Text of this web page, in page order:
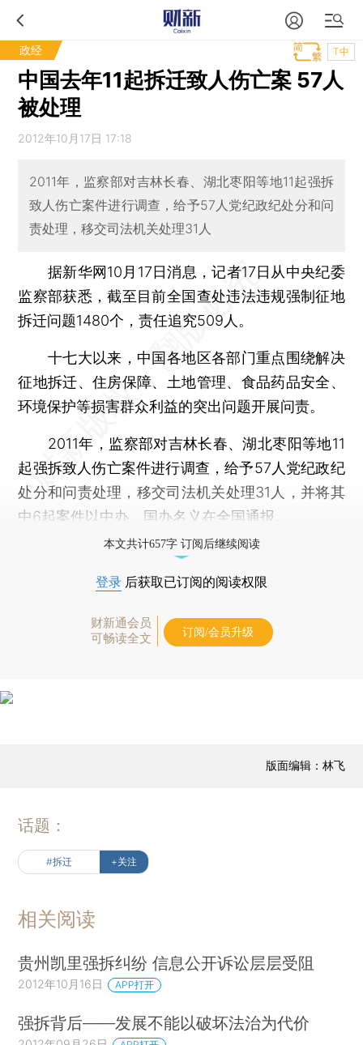
政经 T中
中国去年11起拆迁致人伤亡案 57人
被处理
2012年10月17日 17:18
2011年，监察部对吉林长春、湖北枣阳等地11起强拆
致人伤亡案件进行调查，给予57人党纪政纪处分和问
责处理，移交司法机关处理31人
据新华网10月17日消息，记者17日从中央纪委
监察部获悉，截至目前全国查处违法违规强制征地
拆迁问题1480个，责任追究509人。
十七大以来，中国各地区各部门重点围绕解决
征地拆迁、住房保障、土地管理、食品药品安全、
环境保护等损害群众利益的突出问题开展问责。
2011年，监察部对吉林长春、湖北枣阳等地11
起强拆致人伤亡案件进行调查，给予57人党纪政纪
处分和问责处理，移交司法机关处理31人，并将其
中6起案件以中办、国办名义在全国通报。
本文共计657字 订阅后继续阅读
登录 后获取已订阅的阅读权限
财新通会员
可畅读全文
订阅/会员升级
版面编辑：林飞
话题：
#拆迁 +关注
相关阅读
贵州凯里强拆纠纷 信息公开诉讼层层受阻
2012年10月16日 APP打开
强拆背后——发展不能以破坏法治为代价